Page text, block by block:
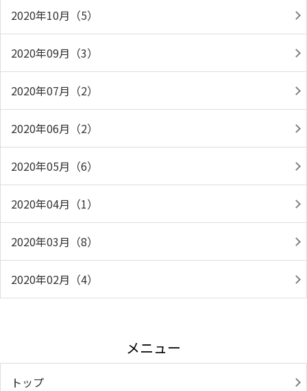
2020年10月（5）
2020年09月（3）
2020年07月（2）
2020年06月（2）
2020年05月（6）
2020年04月（1）
2020年03月（8）
2020年02月（4）
メニュー
トップ